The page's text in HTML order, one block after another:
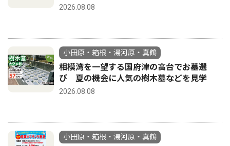
2026.08.08
小田原・箱根・湯河原・真鶴
相模湾を一望する国府津の高台でお墓選
び 夏の機会に人気の樹木墓などを見学
2026.08.08
小田原・箱根・湯河原・真鶴